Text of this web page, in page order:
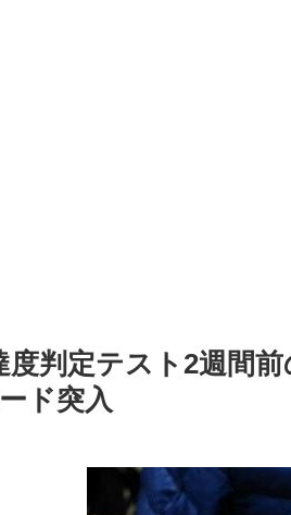
度判定テスト2週間
ド突入